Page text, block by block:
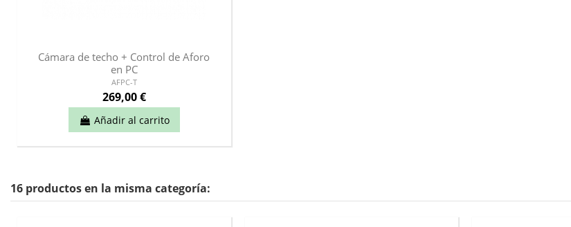
Cámara de techo + Control de Aforo
en PC
AFPC-T
269,00 €
Añadir al carrito
16 productos en la misma categoría: